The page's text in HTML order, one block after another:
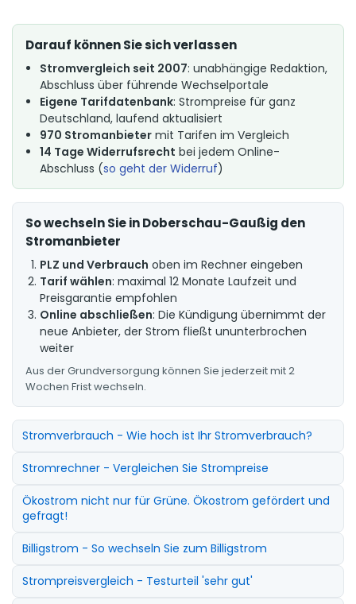
Darauf können Sie sich verlassen
Stromvergleich seit 2007: unabhängige Redaktion,
Abschluss über führende Wechselportale
Eigene Tarifdatenbank: Strompreise für ganz
Deutschland, laufend aktualisiert
970 Stromanbieter mit Tarifen im Vergleich
14 Tage Widerrufsrecht bei jedem Online-
Abschluss (so geht der Widerruf)
So wechseln Sie in Doberschau-Gaußig den
Stromanbieter
PLZ und Verbrauch oben im Rechner eingeben
Tarif wählen: maximal 12 Monate Laufzeit und
Preisgarantie empfohlen
Online abschließen: Die Kündigung übernimmt der
neue Anbieter, der Strom fließt ununterbrochen
weiter
Aus der Grundversorgung können Sie jederzeit mit 2
Wochen Frist wechseln.
Stromverbrauch - Wie hoch ist Ihr Stromverbrauch?
Stromrechner - Vergleichen Sie Strompreise
Ökostrom nicht nur für Grüne. Ökostrom gefördert und
gefragt!
Billigstrom - So wechseln Sie zum Billigstrom
Strompreisvergleich - Testurteil 'sehr gut'